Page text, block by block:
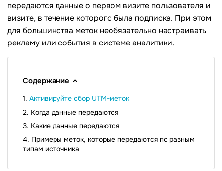
передаются данные о первом визите пользователя и
визите, в течение которого была подписка. При этом
для большинства меток необязательно настраивать
рекламу или события в системе аналитики.
Содержание
Активируйте сбор UTM-меток
Когда данные передаются
Какие данные передаются
Примеры меток, которые передаются по разным
типам источника